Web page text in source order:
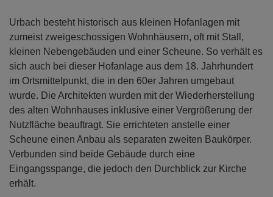
Urbach besteht historisch aus kleinen Hofanlagen mit
zumeist zweigeschossigen Wohnhäusern, oft mit Stall,
kleinen Nebengebäuden und einer Scheune. So verhält es
sich auch bei dieser Hofanlage aus dem 18. Jahrhundert
im Ortsmittelpunkt, die in den 60er Jahren umgebaut
wurde. Die Architekten wurden mit der Wiederherstellung
des alten Wohnhauses inklusive einer Vergrößerung der
Nutzfläche beauftragt. Sie errichteten anstelle einer
Scheune einen Anbau als separaten zweiten Baukörper.
Verbunden sind beide Gebäude durch eine
Eingangsspange, die jedoch den Durchblick zur Kirche
erhält.